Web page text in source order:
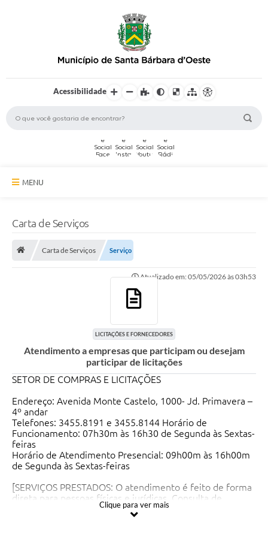
Acessibilidade
MENU
Programa de Incentivo ao Desenvolvimento
Legislação
Covid-19
Imóveis
Protocolo
Doação CMDCA
Utilidades
Certidão Negativa de Empresa
Carta de Serviços
Carta de Serviços Serviço
Atualizado em: 05/05/2026 às 03h53
LICITAÇÕES E FORNECEDORES
Atendimento a empresas que participam ou desejam
participar de licitações
SETOR DE COMPRAS E LICITAÇÕES
Endereço: Avenida Monte Castelo, 1000- Jd. Primavera –
4º andar
Telefones: 3455.8191 e 3455.8144 Horário de
Funcionamento: 07h30m às 16h30 de Segunda às Sextas-
feiras
Horário de Atendimento Presencial: 09h00m às 16h00m
de Segunda às Sextas-feiras
[SERVIÇOS PRESTADOS: O atendimento é feito de forma
direta para pessoas físicas e jurídicas. Consulta de
processos licitatórios no balcão ou via telefone
Atendimento às empresas que participarão dos processos
Clique para ver mais